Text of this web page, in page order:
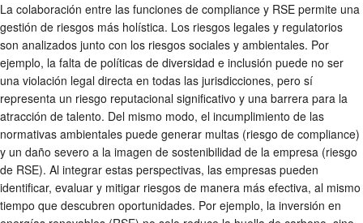
La colaboración entre las funciones de compliance y RSE permite una
gestión de riesgos más holística. Los riesgos legales y regulatorios
son analizados junto con los riesgos sociales y ambientales. Por
ejemplo, la falta de políticas de diversidad e inclusión puede no ser
una violación legal directa en todas las jurisdicciones, pero sí
representa un riesgo reputacional significativo y una barrera para la
atracción de talento. Del mismo modo, el incumplimiento de las
normativas ambientales puede generar multas (riesgo de compliance)
y un daño severo a la imagen de sostenibilidad de la empresa (riesgo
de RSE). Al integrar estas perspectivas, las empresas pueden
identificar, evaluar y mitigar riesgos de manera más efectiva, al mismo
tiempo que descubren oportunidades. Por ejemplo, la inversión en